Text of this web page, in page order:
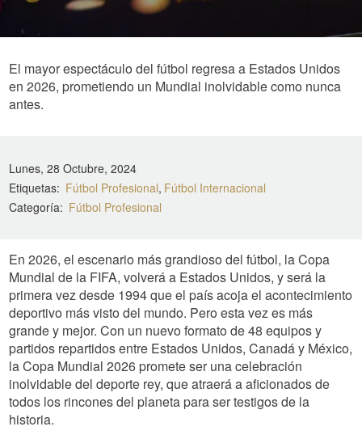
El mayor espectáculo del fútbol regresa a Estados Unidos
en 2026, prometiendo un Mundial inolvidable como nunca
antes.
Lunes, 28 Octubre, 2024
Etiquetas Fútbol Profesional Fútbol Internacional
Categoría Fútbol Profesional
En 2026, el escenario más grandioso del fútbol, la Copa
Mundial de la FIFA, volverá a Estados Unidos, y será la
primera vez desde 1994 que el país acoja el acontecimiento
deportivo más visto del mundo. Pero esta vez es más
grande y mejor. Con un nuevo formato de 48 equipos y
partidos repartidos entre Estados Unidos, Canadá y México,
la Copa Mundial 2026 promete ser una celebración
inolvidable del deporte rey, que atraerá a aficionados de
todos los rincones del planeta para ser testigos de la
historia.